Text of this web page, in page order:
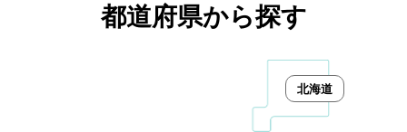
都道府県から探す
北海道